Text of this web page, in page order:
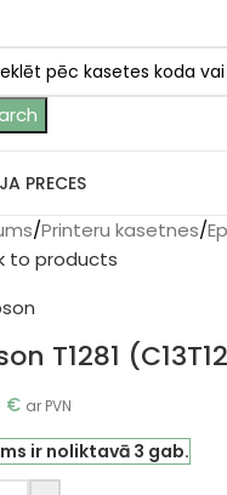
PRECES
/Printeru kasetnes/
to products
T1281
€ ar PVN
ir noliktavā 3 gab.